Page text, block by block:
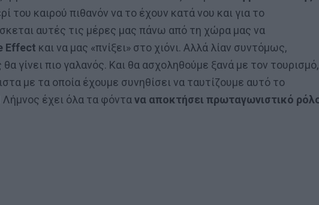
του καιρού πιθανόν να το έχουν κατά νου και για το
αυτές τις μέρες μας πάνω από τη χώρα μας να
Effect και να μας «πνίξει» στο χιόνι. Αλλά λίαν συντόμως,
γίνει πιο γαλανός. Και θα ασχοληθούμε ξανά με τον τουρισμό,
με τα οποία έχουμε συνηθίσει να ταυτίζουμε αυτό το
έχει όλα τα φόντανα αποκτήσει πρωταγωνιστικό